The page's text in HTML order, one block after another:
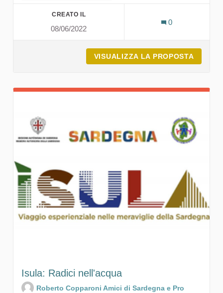
CREATO IL
08/06/2022
0
VISUALIZZA LA PROPOSTA
Isula: Radici nell'acqua
Roberto Copparoni Amici di Sardegna e Pro